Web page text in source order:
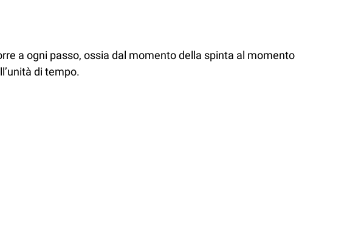
a ogni passo, ossia dal momento della spinta al momento
di tempo.